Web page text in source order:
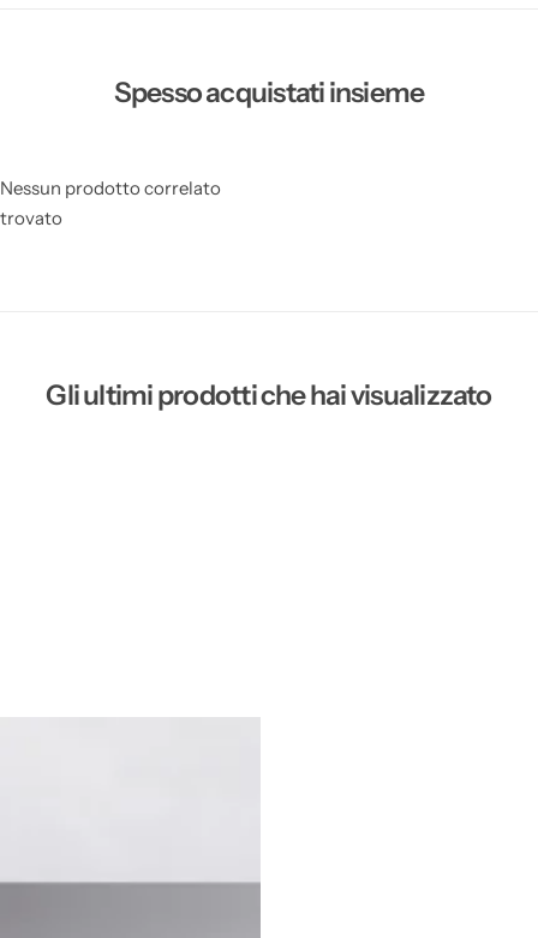
Spesso acquistati insieme
Nessun prodotto correlato
trovato
Gli ultimi prodotti che hai visualizzato